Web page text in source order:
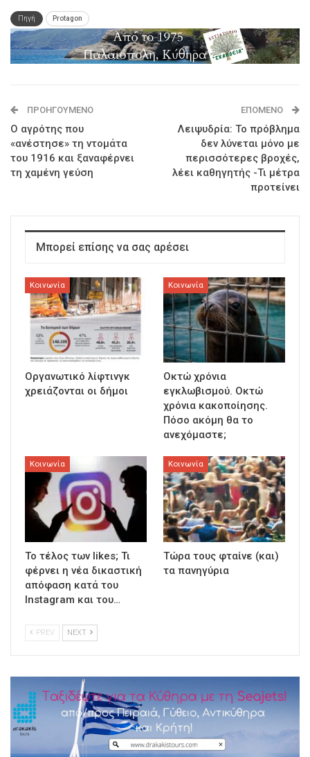
Πηγή Protagon
ΠΡΟΗΓΟΎΜΕΝΟ
Ο αγρότης που
«ανέστησε» τη ντομάτα
του 1916 και ξαναφέρνει
τη χαμένη γεύση
ΕΠΌΜΕΝΟ
Λειψυδρία: Το πρόβλημα
δεν λύνεται μόνο με
περισσότερες βροχές,
λέει καθηγητής -Τι μέτρα
προτείνει
Μπορεί επίσης να σας αρέσει
Κοινωνία
Οργανωτικό λίφτινγκ
χρειάζονται οι δήμοι
Κοινωνία
Οκτώ χρόνια
εγκλωβισμού. Οκτώ
χρόνια κακοποίησης.
Πόσο ακόμη θα το
ανεχόμαστε;
Κοινωνία
To τέλος των likes; Τι
φέρνει η νέα δικαστική
απόφαση κατά του
Instagram και του…
Κοινωνία
Τώρα τους φταίνε (και)
τα πανηγύρια
PREV NEXT